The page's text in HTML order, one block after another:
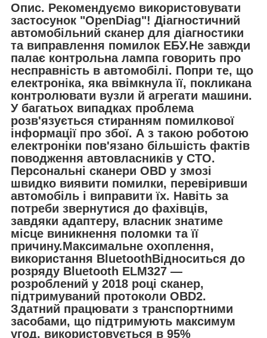
Опис. Рекомендуємо використовувати
застосунок "OpenDiag"! Діагностичний
автомобільний сканер для діагностики
та виправлення помилок ЕБУ.Не завжди
палає контрольна лампа говорить про
несправність в автомобілі. Попри те, що
електроніка, яка ввімкнула її, покликана
контролювати вузли й агрегати машини.
У багатьох випадках проблема
розв'язується стиранням помилкової
інформації про збої. А з такою роботою
електроніки пов'язано більшість фактів
поводження автовласників у СТО.
Персональні сканери OBD у змозі
швидко виявити помилки, перевіривши
автомобіль і виправити їх. Навіть за
потреби звернутися до фахівців,
завдяки адаптеру, власник знатиме
місце виникнення поломки та її
причину.Максимальне охоплення,
використання BluetoothВідноситься до
розряду Bluetooth ELM327 —
розроблений у 2018 році сканер,
підтримуваний протоколи OBD2.
Здатний працювати з транспортними
засобами, що підтримують максимум
угод, використовується в 95%